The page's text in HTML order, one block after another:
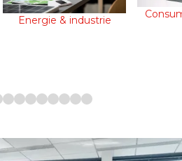
Energie & industrie